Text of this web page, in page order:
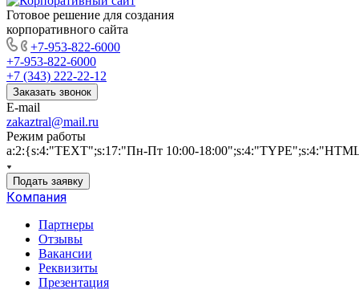
Готовое решение для создания
корпоративного сайта
+7-953-822-6000
+7-953-822-6000
+7 (343) 222-22-12
Заказать звонок
E-mail
zakaztral@mail.ru
Режим работы
a:2:{s:4:"TEXT";s:17:"Пн-Пт 10:00-
Подать заявку
Компания
Партнеры
Отзывы
Вакансии
Реквизиты
Презентация